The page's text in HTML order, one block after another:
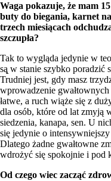
Waga pokazuje, że mam
buty do biegania, karnet
trzech miesiącach
szczupła?
Tak to wygląda jedynie w
są̨ w stanie szybko poradzić
Trudniej jest, gdy masz
wprowadzenie
łatwe, a ruch wiąże się z
dla osób, które od lat zmyją
siedzenia, kanapa, sen. U
się jedynie o
Dlatego żadne gwałtowne
wdrożyć się spokojnie i pod
Od czego wiec zacząć